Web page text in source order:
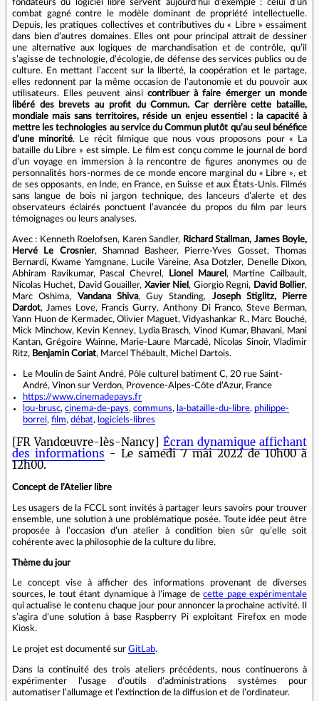
fondateurs du logiciel libre servent aujourd’hui d’exemple : celui d’un
combat gagné contre le modèle dominant de propriété intellectuelle.
Depuis, les pratiques collectives et contributives du « Libre » essaiment
dans bien d’autres domaines. Elles ont pour principal attrait de dessiner
une alternative aux logiques de marchandisation et de contrôle, qu’il
s’agisse de technologie, d’écologie, de défense des services publics ou de
culture. En mettant l’accent sur la liberté, la coopération et le partage,
elles redonnent par la même occasion de l’autonomie et du pouvoir aux
utilisateurs. Elles peuvent ainsi contribuer à faire émerger un monde
libéré des brevets au proﬁt du Commun. Car derrière cette bataille,
mondiale mais sans territoires, réside un enjeu essentiel : la capacité à
mettre les technologies au service du Commun plutôt qu’au seul bénéﬁce
d’une minorité. Le récit ﬁlmique que nous vous proposons pour « La
bataille du Libre » est simple. Le ﬁlm est conçu comme le journal de bord
d’un voyage en immersion à la rencontre de ﬁgures anonymes ou de
personnalités hors-normes de ce monde encore marginal du « Libre », et
de ses opposants, en Inde, en France, en Suisse et aux États-Unis. Filmés
sans langue de bois ni jargon technique, des lanceurs d’alerte et des
observateurs éclairés ponctuent l’avancée du propos du ﬁlm par leurs
témoignages ou leurs analyses.
Avec : Kenneth Roelofsen, Karen Sandler,
Richard Stallman, James Boyle,
Hervé Le Crosnier, Shamnad Basheer, Pierre-Yves Gosset, Thomas
Bernardi, Kwame Yamgnane, Lucile Vareine, Asa Dotzler, Denelle Dixon,
Abhiram Ravikumar, Pascal Chevrel,
Lionel Maurel , Martine Cailbault,
Nicolas Huchet, David Gouailler, Xavier Niel , Giorgio Regni, David Bollier,
Marc Oshima, Vandana Shiva, Guy Standing, Joseph Stiglitz, Pierre
Dardot, James Love, Francis Gurry, Anthony Di Franco, Steve Berman,
Yann Huon de Kermadec, Olivier Maguet, Vidyashankar R., Marc Bouché,
Mick Minchow, Kevin Kenney, Lydia Brasch, Vinod Kumar, Bhavani, Mani
Kantan, Grégoire Wainne, Marie-Laure Marcadé, Nicolas Sinoir, Vladimir
Ritz, Benjamin Coriat, Marcel Thébault, Michel Dartois.
Le Moulin de Saint André, Pôle culturel batiment C, 20 rue Saint-
André, Vinon sur Verdon, Provence-Alpes-Côte d’Azur, France
https://www.cinemadepays.fr
lou-brusc, cinema-de-pays, communs, la-bataille-du-libre, philippe-
borrel , film, débat, logiciels-libres
[FR Vandœuvre-lès-Nancy] Écran dynamique affichant
des informations - Le samedi 7 mai 2022 de 10h00 à
12h00.
Concept de l’Atelier libre
Les usagers de la FCCL sont invités à partager leurs savoirs pour trouver
ensemble, une solution à une problématique posée. Toute idée peut être
proposée à l’occasion d’un atelier à condition bien sûr qu’elle soit
cohérente avec la philosophie de la culture du libre.
Thème du jour
Le concept vise à afficher des informations provenant de diverses
sources, le tout étant dynamique à l’image decette page expérimentale
qui actualise le contenu chaque jour pour annoncer la prochaine activité. Il
s’agira d’une solution à base Raspberry Pi exploitant Firefox en mode
Kiosk.
Le projet est documenté sur GitLab.
Dans la continuité des trois ateliers précédents, nous continuerons à
expérimenter l’usage d’outils d’administrations systèmes pour
automatiser l’allumage et l’extinction de la diffusion et de l’ordinateur.